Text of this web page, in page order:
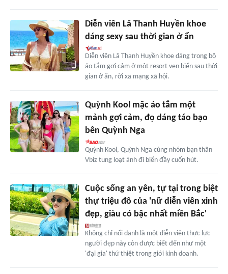
Diễn viên Lã Thanh Huyền khoe
dáng sexy sau thời gian ở ẩn
Diễn viên Lã Thanh Huyền khoe dáng trong bộ
áo tắm gợi cảm ở một resort ven biển sau thời
gian ở ẩn, rời xa mạng xã hội.
Quỳnh Kool mặc áo tắm một
mảnh gợi cảm, đọ dáng táo bạo
bên Quỳnh Nga
Quỳnh Kool, Quỳnh Nga cùng nhóm bạn thân
Vbiz tung loạt ảnh đi biển đầy cuốn hút.
Cuộc sống an yên, tự tại trong biệt
thự triệu đô của 'nữ diễn viên xinh
đẹp, giàu có bậc nhất miền Bắc'
Không chỉ nổi danh là một diễn viên thực lực
người đẹp này còn được biết đến như một
'đại gia' thứ thiệt trong giới kinh doanh.